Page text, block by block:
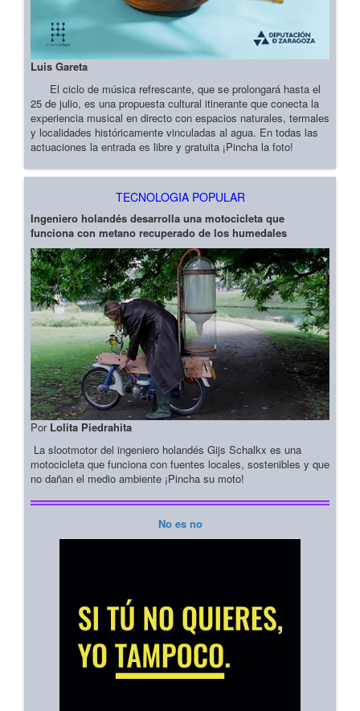
Luis Gareta
El ciclo de música refrescante, que se prolongará hasta el
25 de julio, es una propuesta cultural itinerante que conecta la
experiencia musical en directo con espacios naturales, termales
y localidades históricamente vinculadas al agua. En todas las
actuaciones la entrada es libre y gratuita ¡Pincha la foto!
TECNOLOGIA POPULAR
Ingeniero holandés desarrolla una motocicleta que
funciona con metano recuperado de los humedales
Por Lolita Piedrahita
La slootmotor del ingeniero holandés Gijs Schalkx es una
motocicleta que funciona con fuentes locales, sostenibles y que
no dañan el medio ambiente ¡Pincha su moto!
No es no